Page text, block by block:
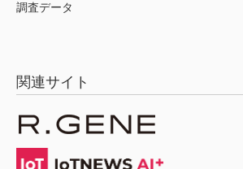
調査データ
関連サイト